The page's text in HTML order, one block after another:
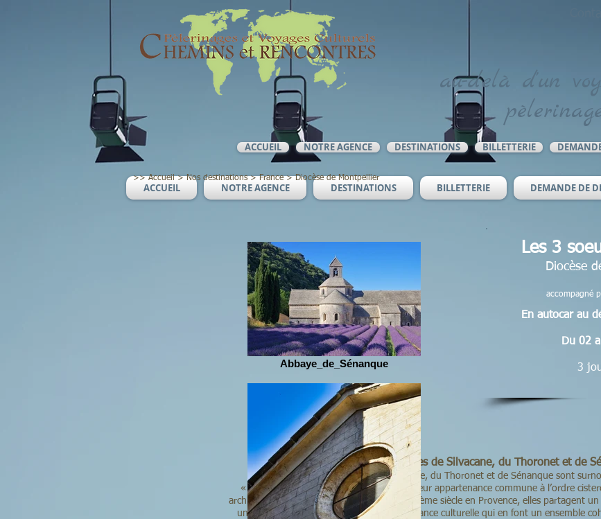
au-delà d'un
ACCUEIL NOTRE AGENCE DESTINATIONS BILLETTERIE
ACCUEIL NOTRE AGENCE DESTINATIONS BILLETTERIE DEMANDE DE
>>Accueil>Nos destinations> France > Diocèse de Montpellier
Les 3
Diocèse
accompagné
En autocar au
Du 02
3
… pèlerinage aux abbayes de Silvacane, du Thoronet et de
Les abbayes de Silvacane, du Thoronet et de Sénanque sont
« les 3 sœurs provençales » en raison de leur appartenance commune à l’ordre
architecturales et historiques. Fondées au XIIème siècle en Provence, elles partagent
une proximité géographique et une importance culturelle qui en font un ensemble
Abbaye_de_Sénanque